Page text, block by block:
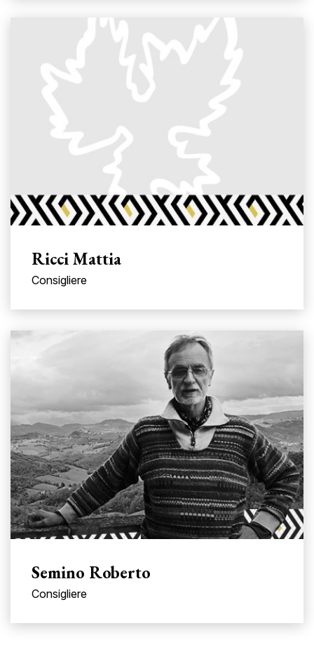
Ricci Mattia
Consigliere
Semino Roberto
Consigliere